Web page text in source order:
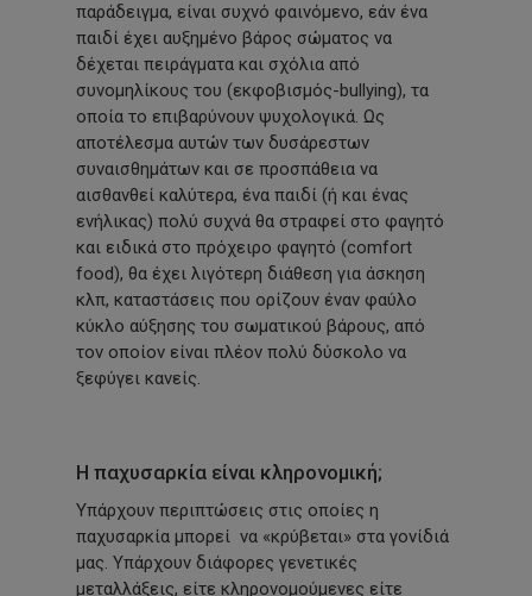
παράδειγμα, είναι συχνό φαινόμενο, εάν ένα
παιδί έχει αυξημένο βάρος σώματος να
δέχεται πειράγματα και σχόλια από
συνομηλίκους του (εκφοβισμός-bullying), τα
οποία το επιβαρύνουν ψυχολογικά. Ως
αποτέλεσμα αυτών των δυσάρεστων
συναισθημάτων και σε προσπάθεια να
αισθανθεί καλύτερα, ένα παιδί (ή και ένας
ενήλικας) πολύ συχνά θα στραφεί στο φαγητό
και ειδικά στο πρόχειρο φαγητό (comfort
food), θα έχει λιγότερη διάθεση για άσκηση
κλπ, καταστάσεις που ορίζουν έναν φαύλο
κύκλο αύξησης του σωματικού βάρους, από
τον οποίον είναι πλέον πολύ δύσκολο να
ξεφύγει κανείς.
Η παχυσαρκία είναι κληρονομική;
Υπάρχουν περιπτώσεις στις οποίες η
παχυσαρκία μπορεί να «κρύβεται» στα γονίδιά
μας. Υπάρχουν διάφορες γενετικές
μεταλλάξεις, είτε κληρονομούμενες είτε